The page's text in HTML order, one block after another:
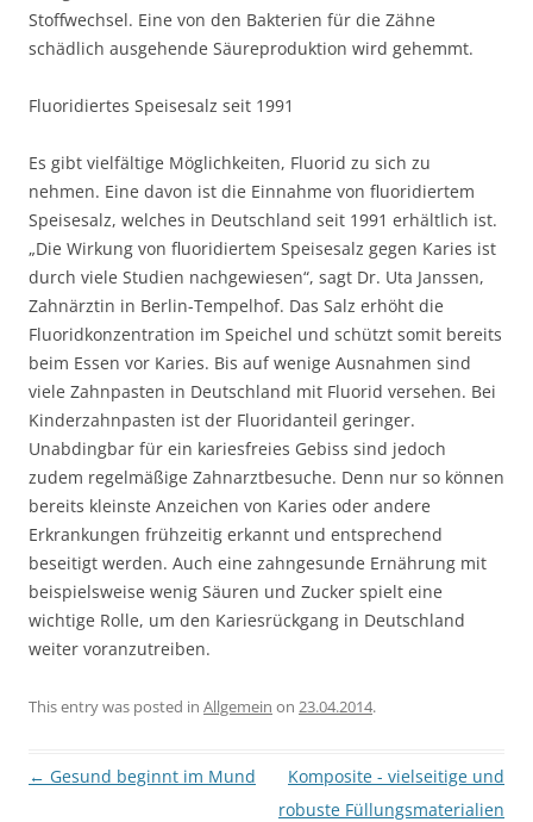
Stoffwechsel. Eine von den Bakterien für die Zähne
schädlich ausgehende Säureproduktion wird gehemmt.
Fluoridiertes Speisesalz seit 1991
Es gibt vielfältige Möglichkeiten, Fluorid zu sich zu
nehmen. Eine davon ist die Einnahme von fluoridiertem
Speisesalz, welches in Deutschland seit 1991 erhältlich ist.
„Die Wirkung von fluoridiertem Speisesalz gegen Karies ist
durch viele Studien nachgewiesen“, sagt Dr. Uta Janssen,
Zahnärztin in Berlin-Tempelhof. Das Salz erhöht die
Fluoridkonzentration im Speichel und schützt somit bereits
beim Essen vor Karies. Bis auf wenige Ausnahmen sind
viele Zahnpasten in Deutschland mit Fluorid versehen. Bei
Kinderzahnpasten ist der Fluoridanteil geringer.
Unabdingbar für ein kariesfreies Gebiss sind jedoch
zudem regelmäßige Zahnarztbesuche. Denn nur so können
bereits kleinste Anzeichen von Karies oder andere
Erkrankungen frühzeitig erkannt und entsprechend
beseitigt werden. Auch eine zahngesunde Ernährung mit
beispielsweise wenig Säuren und Zucker spielt eine
wichtige Rolle, um den Kariesrückgang in Deutschland
weiter voranzutreiben.
This entry was posted in Allgemein on 23.04.2014.
Post
← Gesund beginnt im Mund
Komposite - vielseitige und
robuste Füllungsmaterialien